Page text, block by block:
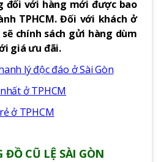
đối với hàng mới được bao
TPHCM. Đối với khách ở
chính sách gửi hàng dùm
giá ưu đãi.
lý độc đáo ở Sài Gòn
ở TPHCM
ở TPHCM
ĐỒ CŨ LỆ SÀI GÒN